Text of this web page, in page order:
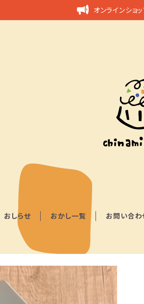
オンラインショ
おしらせ おかし一覧 お問い合わ